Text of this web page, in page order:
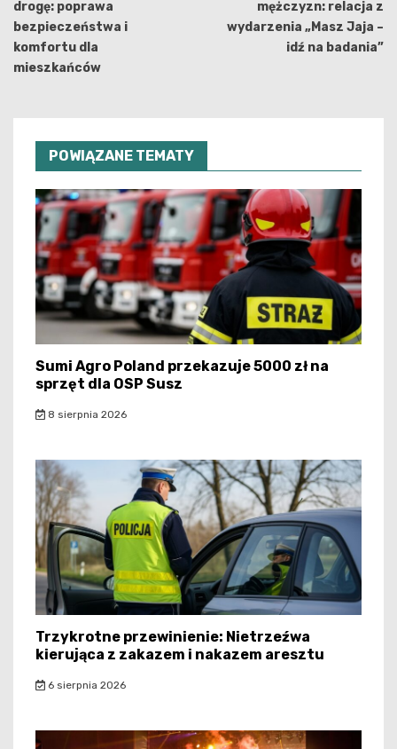
drogę: poprawa
bezpieczeństwa i
komfortu dla
mieszkańców
mężczyzn: relacja z
wydarzenia „Masz Jaja –
idź na badania”
POWIĄZANE TEMATY
Sumi Agro Poland przekazuje 5000 zł na
sprzęt dla OSP Susz
8 sierpnia 2026
Trzykrotne przewinienie: Nietrzeźwa
kierująca z zakazem i nakazem aresztu
6 sierpnia 2026